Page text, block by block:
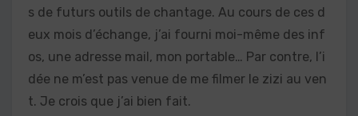
s de futurs outils de chantage. Au cours de ces d
eux mois d’échange, j’ai fourni moi-même des inf
os, une adresse mail, mon portable… Par contre, l’i
dée ne m’est pas venue de me filmer le zizi au ven
t. Je crois que j’ai bien fait.